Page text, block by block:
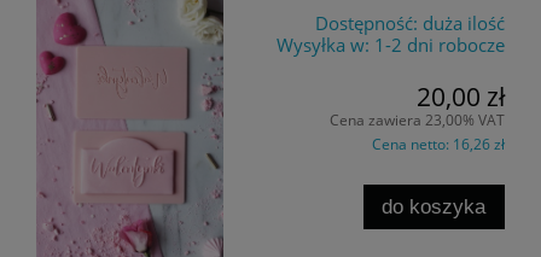
Dostępność: duża ilość
Wysyłka w: 1-2 dni robocze
20,00 zł
Cena zawiera 23,00% VAT
Cena netto: 16,26 zł
do koszyka